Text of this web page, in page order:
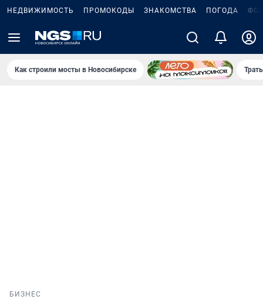
НЕДВИЖИМОСТЬ ПРОМОКОДЫ ЗНАКОМСТВА ПОГОДА
Как строили мосты в Новосибирске
БИЗНЕС